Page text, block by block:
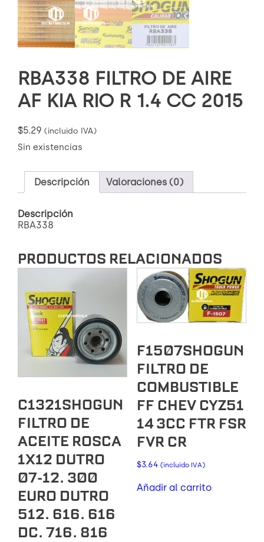
RBA338 FILTRO DE AIRE
AF KIA RIO R 1.4 CC 2015
$5.29 (incluido IVA)
Sin existencias
Descripción Valoraciones (0)
Descripción
RBA338
PRODUCTOS RELACIONADOS
C1321SHOGUN
FILTRO DE
ACEITE ROSCA
1X12 DUTRO
07-12. 300
EURO DUTRO
512. 616. 616
DC. 716. 816
F1507SHOGUN
FILTRO DE
COMBUSTIBLE
FF CHEV CYZ51
14 3CC FTR FSR
FVR CR
$3.64 (incluido IVA)
Añadir al carrito